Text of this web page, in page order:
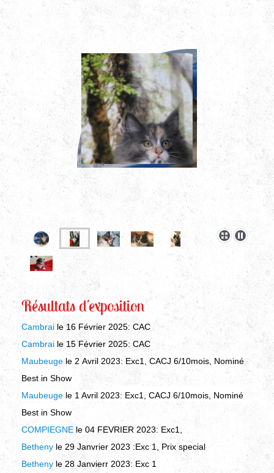
Résultats d'exposition
Cambrai le 16 Février 2025: CAC
Cambrai le 15 Février 2025: CAC
Maubeuge le 2 Avril 2023: Exc1, CACJ 6/10mois, Nominé
Best in Show
Maubeuge le 1 Avril 2023: Exc1, CACJ 6/10mois, Nominé
Best in Show
COMPIEGNE le 04 FEVRIER 2023: Exc1,
Betheny le 29 Janvrier 2023 :Exc 1, Prix special
Betheny le 28 Janvierr 2023: Exc 1